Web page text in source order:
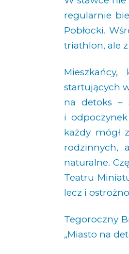
regularnie
Pobłocki.
triathlon, ale
startujących
na detoks –
i
każdy mógł
rodzinnych,
naturalne.
Teatru
lecz i
Tegoroczny
„Miasto na